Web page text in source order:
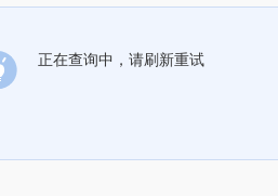
正在查询中，请刷新重试